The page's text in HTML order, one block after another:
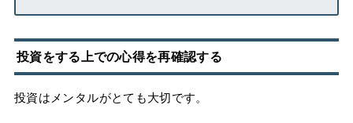
投資をする上での心得を再確認する
投資はメンタルがとても大切です。